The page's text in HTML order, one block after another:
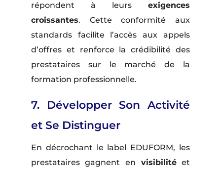
répondent à leursexigences
croissantes. Cette conformité aux
standards facilite l’accès aux appels
d’offres et renforce la crédibilité des
prestataires sur le marché de la
formation professionnelle.
7. Développer Son Activité
et Se Distinguer
En décrochant le label EDUFORM, les
prestataires gagnent en visibilitéet